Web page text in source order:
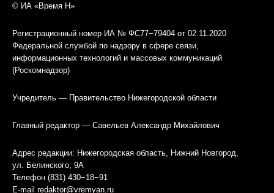
© ИА «Время Н»
Регистрационный номер ИА № ФС77−79404 от 02.11.2020
Федеральной службой по надзору в сфере связи,
информационных технологий и массовых коммуникаций
(Роскомнадзор)
Учредитель — Правительство Нижегородской области
Главный редактор — Савельев Александр Михайлович
Адрес редакции: Нижегородская область, Нижний Новгород,
ул. Белинского, 9А
Телефон (831) 430−18−91
E-mail redaktor@vremyan.ru